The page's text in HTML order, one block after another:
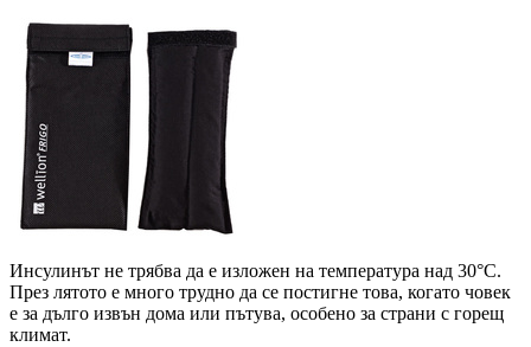
Инсулинът не трябва да е изложен на температура над 30°C.
През лятото е много трудно да се постигне това, когато човек
е за дълго извън дома или пътува, особено за страни с горещ
климат.